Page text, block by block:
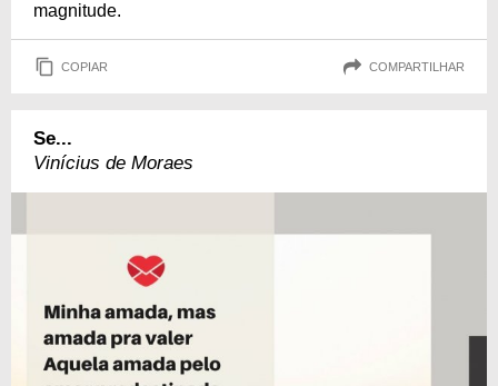
magnitude.
COPIAR COMPARTILHAR
Se...
Vinícius de Moraes